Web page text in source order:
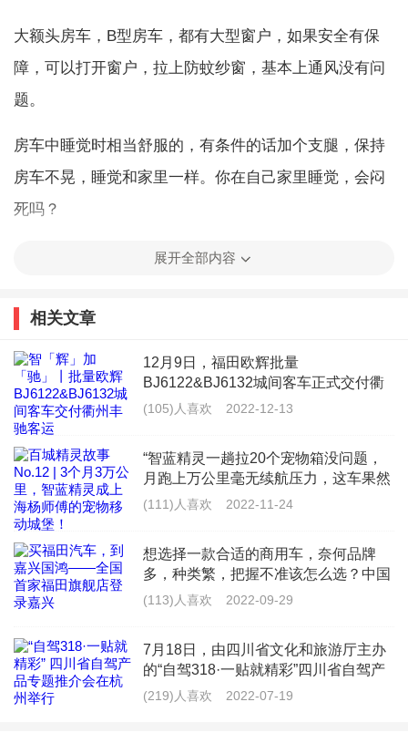
大额头房车，B型房车，都有大型窗户，如果安全有保
障，可以打开窗户，拉上防蚊纱窗，基本上通风没有问
题。
房车中睡觉时相当舒服的，有条件的话加个支腿，保持
房车不晃，睡觉和家里一样。你在自己家里睡觉，会闷
死吗？
死。请大家谨防房车一氧化碳中毒，和液化气漏泄中
毒。
一氧化碳来自于车内的燃油取暖器废气口漏泄到车内，
以及停车怠速时汽车尾气渗入到车内，所以房车驻车后
不要长时间怠速打火，关闭发动机。有的车友为了给电
池充电启动汽车怠速发电，这个时候需要开窗通风。
液化气泄露经常发生在做饭以后气罐总开关没关，炉灶
简单的也是开窗通风。
房车虽然是个密闭空间，但也有门窗可以打开通风，而
展开全部内容
相关文章
12月9日，福田欧辉批量
BJ6122&BJ6132城间客车正式交付衢
州市丰驰客运有限公司（以下简称“衢
景区旅
(105)人喜欢 2022-12-13
“智蓝精灵一趟拉20个宠物箱没问题，
月跑上万公里毫无续航压力，这车果然
是&lsquo;能跑能装&rsquo;的VAN界天
(111)人喜欢 2022-11-24
想选择一款合适的商用车，奈何品牌
多，种类繁，把握不准该怎么选？中国
商用车领军品牌福田汽车给你最佳答
的用车
(113)人喜欢 2022-09-29
7月18日，由四川省文化和旅游厅主办
的“自驾318·一贴就精彩”四川省自驾产
品专题推介会在杭州举办。推介会上，
(219)人喜欢 2022-07-19